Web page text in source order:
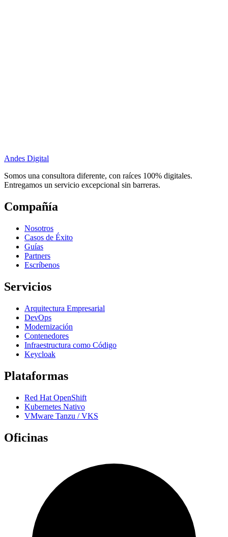
Andes Digital
Somos una consultora diferente, con raíces 100% digitales.
Entregamos un servicio excepcional sin barreras.
Compañía
Nosotros
Casos de Éxito
Guías
Partners
Escríbenos
Servicios
Arquitectura Empresarial
DevOps
Modernización
Contenedores
Infraestructura como Código
Keycloak
Plataformas
Red Hat OpenShift
Kubernetes Nativo
VMware Tanzu / VKS
Oficinas